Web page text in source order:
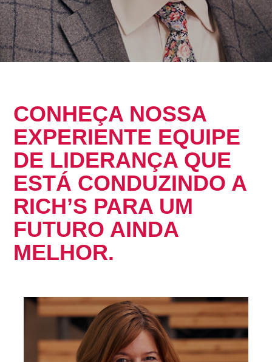
CONHEÇA NOSSA
EXPERIENTE EQUIPE
DE LIDERANÇA QUE
ESTÁ CONDUZINDO A
RICH’S PARA UM
FUTURO AINDA
MELHOR.